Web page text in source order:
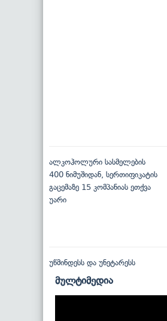
ალკოჰოლური სასმელების
400 ნიმუშიდან, სერთიფიკატის
გაცემაზე 15 კომპანიას ეთქვა
უარი
უწმინდესს და უნეტარესს
მულტიმედია